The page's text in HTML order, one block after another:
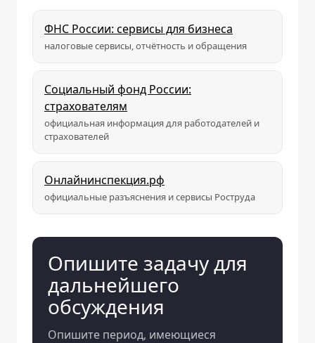
ФНС России: сервисы для бизнеса
налоговые сервисы, отчётность и обращения
Социальный фонд России:
страхователям
официальная информация для работодателей и
страхователей
Онлайнинспекция.рф
официальные разъяснения и сервисы Роструда
Опишите задачу для
дальнейшего
обсуждения
Опишите период, имеющиеся